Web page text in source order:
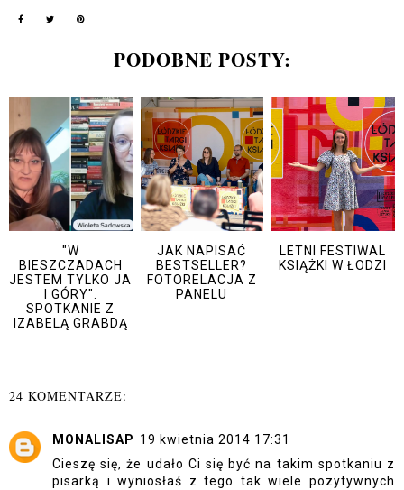
PODOBNE POSTY:
"W
BIESZCZADACH
JESTEM TYLKO JA
I GÓRY".
SPOTKANIE Z
IZABELĄ GRABDĄ
JAK NAPISAĆ
BESTSELLER?
FOTORELACJA Z
PANELU
LETNI FESTIWAL
KSIĄŻKI W ŁODZI
24 KOMENTARZE:
MONALISAP 19 kwietnia 2014 17:31
Cieszę się, że udało Ci się być na takim spotkaniu z
pisarką i wyniosłaś z tego tak wiele pozytywnych